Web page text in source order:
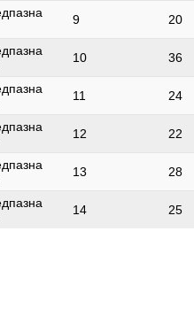
9 20
10 36
11 24
12 22
13 28
14 25